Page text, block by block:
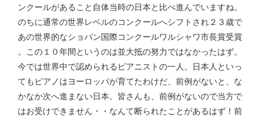
ンクールがあること自体当時の日本と比べ進んでいますね。
のちに通常の世界レベルのコンクールへシフトされ２３歳で
あの世界的なショパン国際コンクールワルシャワ市長賞受賞
。この１０年間というのは並大抵の努力ではなかったはず。
今では世界中で認められるピアニストの一人。日本人といっ
てもピアノはヨーロッパが育てたわけだ、前例がないと、な
かなか次へ進まない日本。皆さんも、前例がないので当方で
はお受けできません・・なんて断られたことがあるはず！前